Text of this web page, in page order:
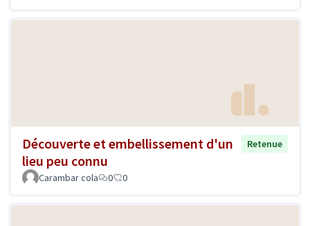
Découverte et embellissement d'un
lieu peu connu
Retenue
Carambar cola 0 0